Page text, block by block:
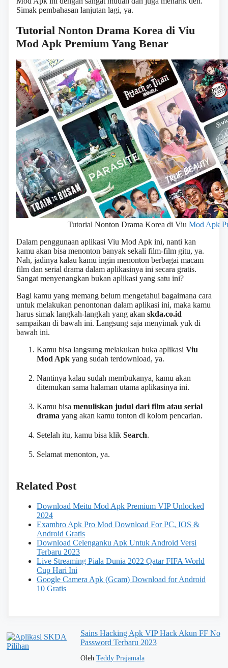
Simak pembahasan lanjutan lagi, ya.
Tutorial Nonton Drama Korea di Viu
Mod Apk Premium Yang Benar
Tutorial Nonton Drama Korea di Viu Mod Apk
Dalam penggunaan aplikasi Viu Mod Apk ini, nanti kan
kamu akan bisa menonton banyak sekali film-film gitu, ya.
Nah, jadinya kalau kamu ingin menonton berbagai macam
film dan serial drama dalam aplikasinya ini secara gratis.
Sangat menyenangkan bukan aplikasi yang satu ini?
Bagi kamu yang memang belum mengetahui bagaimana cara
untuk melakukan penontonan dalam aplikasi ini, maka kamu
harus simak langkah-langkah yang akan skda.co.id
sampaikan di bawah ini. Langsung saja menyimak yuk di
bawah ini.
Kamu bisa langsung melakukan buka aplikasi Viu
Mod Apk yang sudah terdownload, ya.
Nantinya kalau sudah membukanya, kamu akan
ditemukan sama halaman utama aplikasinya ini.
Kamu bisa menuliskan judul dari film atau serial
drama yang akan kamu tonton di kolom pencarian.
Setelah itu, kamu bisa klik Search.
Selamat menonton, ya.
Related Post
Download Meitu Mod Apk Premium VIP Unlocked
2024
Exambro Apk Pro Mod Download For PC, IOS &
Android Gratis
Download Celenganku Apk Untuk Android Versi
Terbaru 2023
Live Streaming Piala Dunia 2022 Qatar FIFA World
Cup Hari Ini
Google Camera Apk (Gcam) Download for Android
10 Gratis
Sains Hacking Apk VIP Hack Akun FF No
Password Terbaru 2023
Oleh Teddy Prajamala